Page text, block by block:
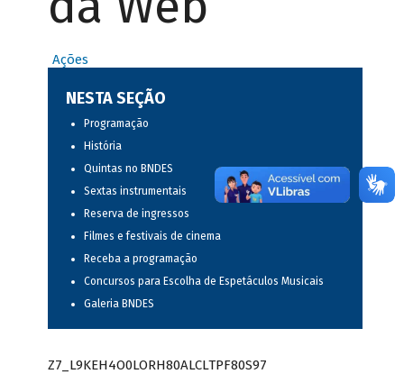
Ações
NESTA SEÇÃO
Programação
História
Quintas no BNDES
Sextas instrumentais
Reserva de ingressos
Filmes e festivais de cinema
Receba a programação
Concursos para Escolha de Espetáculos Musicais
Galeria BNDES
Z7_L9KEH4O0LORH80ALCLTPF80S97